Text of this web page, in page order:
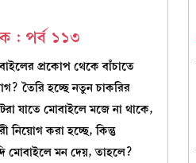
: পর্ব ১১৩
প্রকোপ থেকে বাঁচাতে
তৈরি হচ্ছে নতুন চাকরির
যাতে মোবাইলে মজে না থাকে,
নিয়োগ করা হচ্ছে, কিন্তু
মোবাইলে মন দেয়, তাহলে?